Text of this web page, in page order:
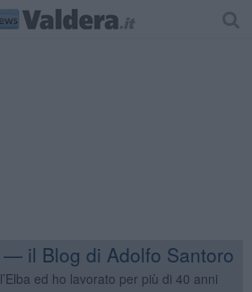
— il Blog di Adolfo Santoro
ed ho lavorato per più di 40 anni